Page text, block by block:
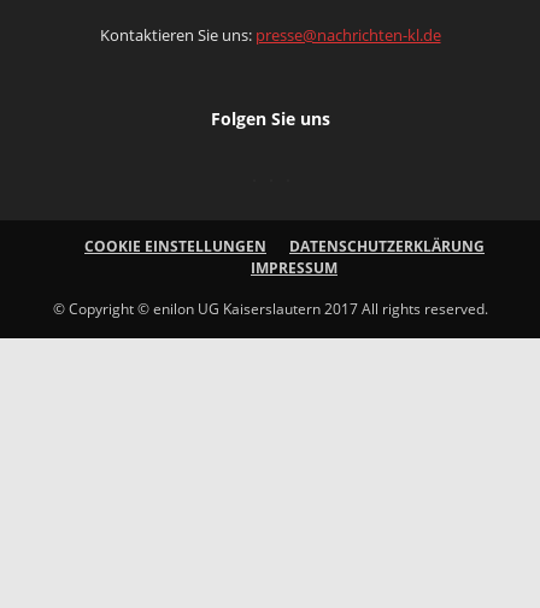
Kontaktieren Sie uns: presse@nachrichten-kl.de
Folgen Sie uns
COOKIE EINSTELLUNGEN
DATENSCHUTZERKLÄRUNG
IMPRESSUM
© Copyright © enilon UG Kaiserslautern 2017 All rights reserved.